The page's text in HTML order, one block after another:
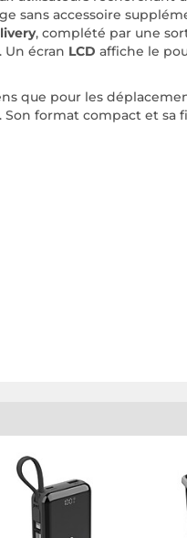
sans accessoire
, complété par une
Un écran LCD affiche le
que pour les
format compact et